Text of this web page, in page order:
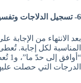
6- تسجيل الدلاجات وتفسير النتائج
بعد الانتهاء من الإجابة
الدرجات التي حصلت عليها